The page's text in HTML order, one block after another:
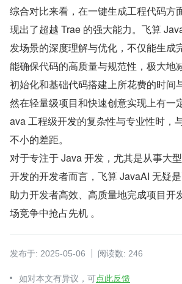
综合对比来看，在一键生成工程代码方
现出了超越 Trae 的强大能力。飞算
发场景的深度理解与优化，不仅能生成
能确保代码的高质量与规范性，极大地
初始化和基础代码搭建上所花费的时间
然在轻量级项目和快速创意实现上有一
ava 工程级开发的复杂性与专业性时，
不小的差距。
对于专注于 Java 开发，尤其是从事大
开发的开发者而言，飞算 JavaAI 无疑
助力开发者高效、高质量地完成项目开
场竞争中抢占先机 。
发布于: 2025-05-06 阅读数: 246
如对本文有异议，可点此反馈